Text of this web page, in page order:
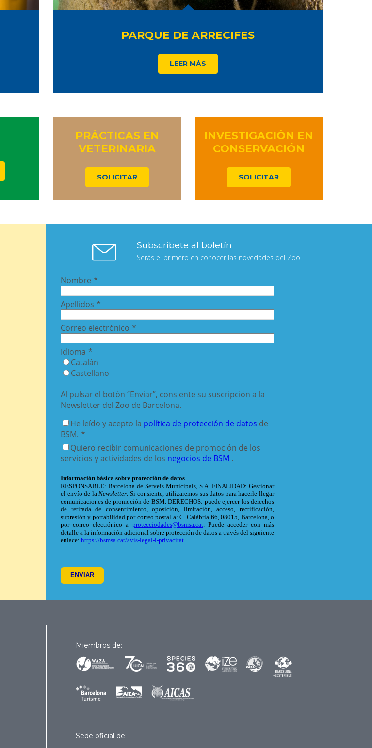
PARQUE DE ARRECIFES
LEER MÁS
PRÁCTICAS EN
VETERINARIA
SOLICITAR
INVESTIGACIÓN EN
CONSERVACIÓN
SOLICITAR
Subscríbete al boletín
Serás el primero en conocer las novedades del Zoo
Miembros de:
Sede oficial de: